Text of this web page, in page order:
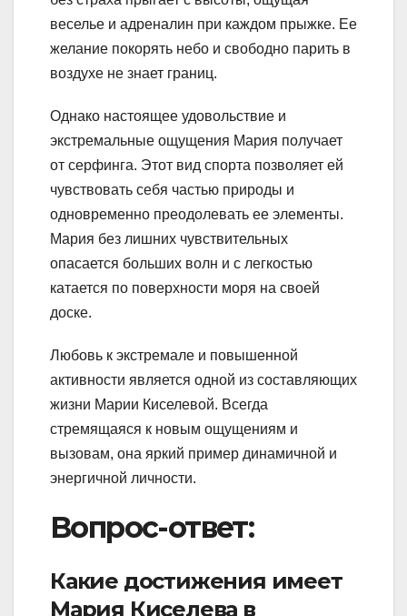
веселье и адреналин при каждом прыжке. Ее
желание покорять небо и свободно парить в
воздухе не знает границ.
Однако настоящее удовольствие и
экстремальные ощущения Мария получает
от серфинга. Этот вид спорта позволяет ей
чувствовать себя частью природы и
одновременно преодолевать ее элементы.
Мария без лишних чувствительных
опасается больших волн и с легкостью
катается по поверхности моря на своей
доске.
Любовь к экстремале и повышенной
активности является одной из составляющих
жизни Марии Киселевой. Всегда
стремящаяся к новым ощущениям и
вызовам, она яркий пример динамичной и
энергичной личности.
Вопрос-ответ:
Какие достижения имеет
Мария Киселева в